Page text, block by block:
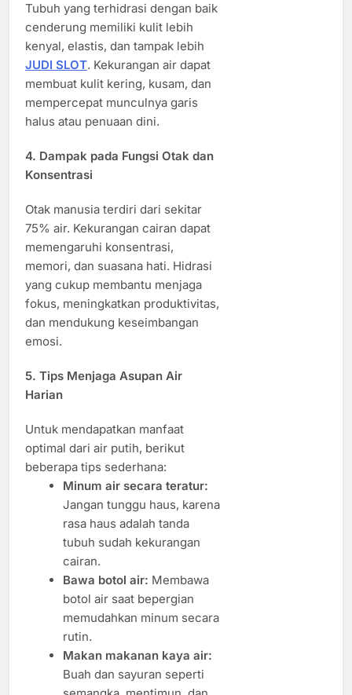
Tubuh yang terhidrasi dengan baik
cenderung memiliki kulit lebih
kenyal, elastis, dan tampak lebih
JUDI SLOT. Kekurangan air dapat
membuat kulit kering, kusam, dan
mempercepat munculnya garis
halus atau penuaan dini.
4. Dampak pada Fungsi Otak dan
Konsentrasi
Otak manusia terdiri dari sekitar
75% air. Kekurangan cairan dapat
memengaruhi konsentrasi,
memori, dan suasana hati. Hidrasi
yang cukup membantu menjaga
fokus, meningkatkan produktivitas,
dan mendukung keseimbangan
emosi.
5. Tips Menjaga Asupan Air
Harian
Untuk mendapatkan manfaat
optimal dari air putih, berikut
beberapa tips sederhana:
Minum air secara teratur:
Jangan tunggu haus, karena
rasa haus adalah tanda
tubuh sudah kekurangan
cairan.
Bawa botol air: Membawa
botol air saat bepergian
memudahkan minum secara
rutin.
Makan makanan kaya air:
Buah dan sayuran seperti